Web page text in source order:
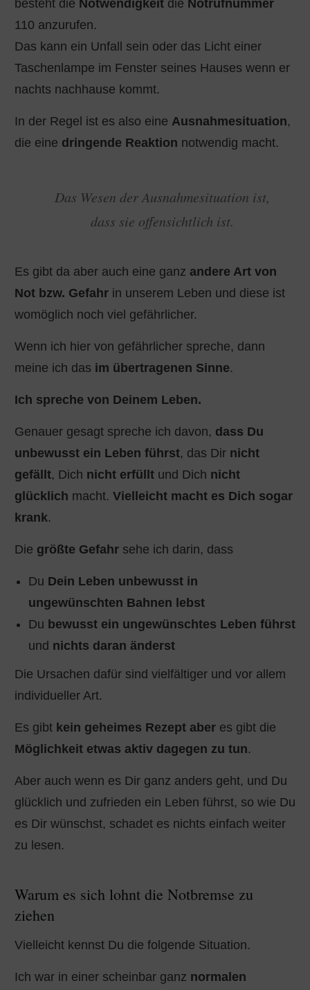
besteht die Notwendigkeit die Notrufnummer
110 anzurufen.
Das kann ein Unfall sein oder das Licht einer
Taschenlampe im Fenster seines Hauses wenn er
nachts nachhause kommt.
In der Regel ist es also eine Ausnahmesituation,
die eine dringende Reaktion notwendig macht.
Das Wesen der Ausnahmesituation ist,
dass sie offensichtlich ist.
Es gibt da aber auch eine ganz andere Art von
Not bzw. Gefahr in unserem Leben und diese ist
womöglich noch viel gefährlicher.
Wenn ich hier von gefährlicher spreche, dann
meine ich das im übertragenen Sinne.
Ich spreche von Deinem Leben.
Genauer gesagt spreche ich davon, dass Du
unbewusst ein Leben führst, das Dir nicht
gefällt, Dich nicht erfüllt und Dich nicht
glücklich macht. Vielleicht macht es Dich sogar
krank.
Die größte Gefahr sehe ich darin, dass
Du Dein Leben unbewusst in
ungewünschten Bahnen lebst
Du bewusst ein ungewünschtes Leben führst
und nichts daran änderst
Die Ursachen dafür sind vielfältiger und vor allem
individueller Art.
Es gibt kein geheimes Rezept aber es gibt die
Möglichkeit etwas aktiv dagegen zu tun.
Aber auch wenn es Dir ganz anders geht, und Du
glücklich und zufrieden ein Leben führst, so wie Du
es Dir wünschst, schadet es nichts einfach weiter
zu lesen.
Warum es sich lohnt die Notbremse zu
ziehen
Vielleicht kennst Du die folgende Situation.
Ich war in einer scheinbar ganz normalen